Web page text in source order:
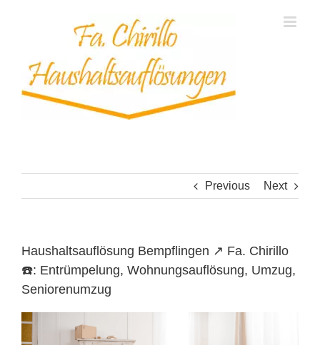
Previous Next
Haushaltsauflösung Bempflingen ↗️ Fa. Chirillo
☎️: Entrümpelung, Wohnungsauflösung, Umzug,
Seniorenumzug